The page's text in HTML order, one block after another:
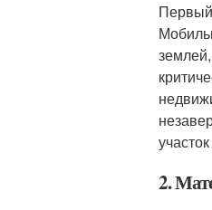
Первый
2.